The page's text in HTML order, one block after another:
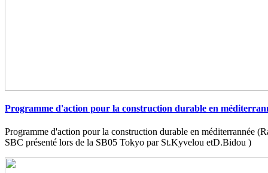
Programme d'action pour la construction durable en
Programme d'action pour la construction durable en méditerrannée
SBC présenté lors de la SB05 Tokyo par St.Kyvelou etD.Bidou )